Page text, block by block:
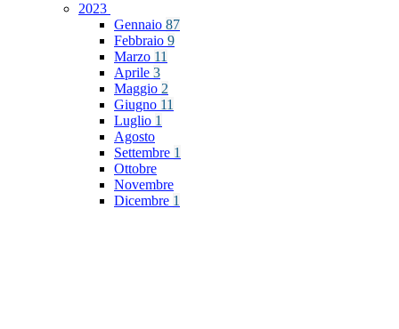
2023
Gennaio 87
Febbraio 9
Marzo 11
Aprile 3
Maggio 2
Giugno 11
Luglio 1
Agosto
Settembre 1
Ottobre
Novembre
Dicembre 1